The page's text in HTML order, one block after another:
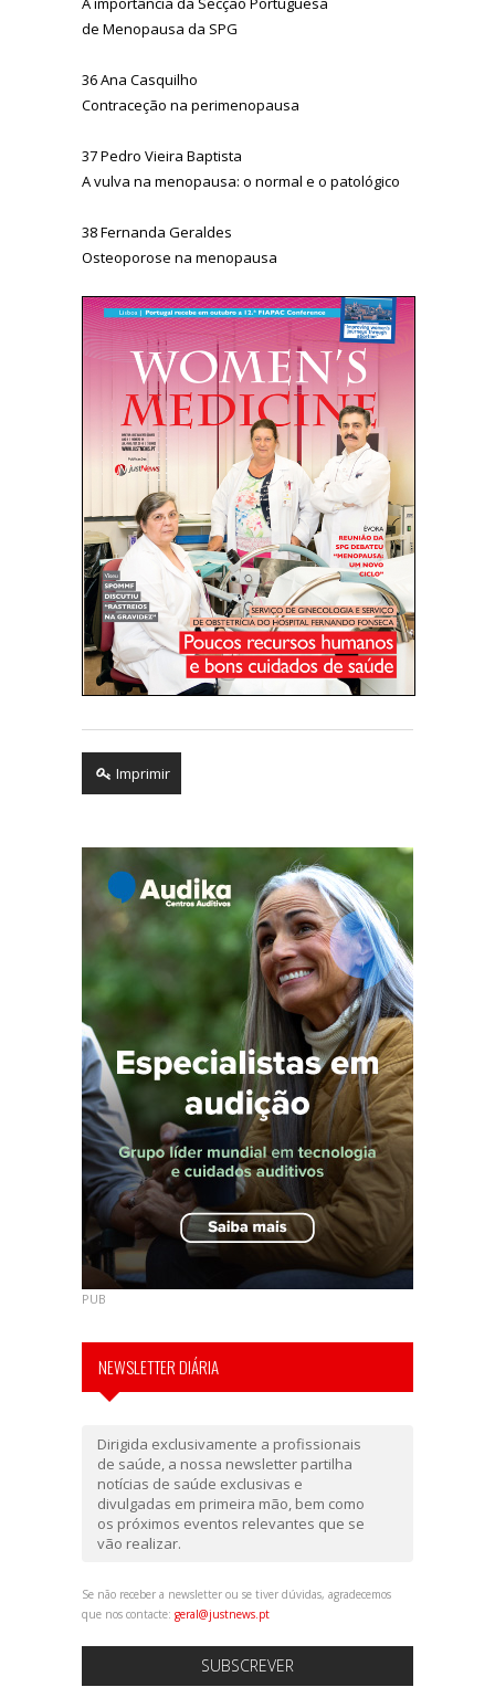
de Menopausa da SPG
36 Ana Casquilho
Contraceção na perimenopausa
37 Pedro Vieira Baptista
A vulva na menopausa: o normal e o patológico
38 Fernanda Geraldes
Osteoporose na menopausa
Imprimir
PUB
NEWSLETTER DIÁRIA
Dirigida exclusivamente a profissionais
de saúde, a nossa newsletter partilha
notícias de saúde exclusivas e
divulgadas em primeira mão, bem como
os próximos eventos relevantes que se
vão realizar.
Se não receber a newsletter ou se tiver dúvidas, agradecemos
que nos contacte: geral@justnews.pt
SUBSCREVER